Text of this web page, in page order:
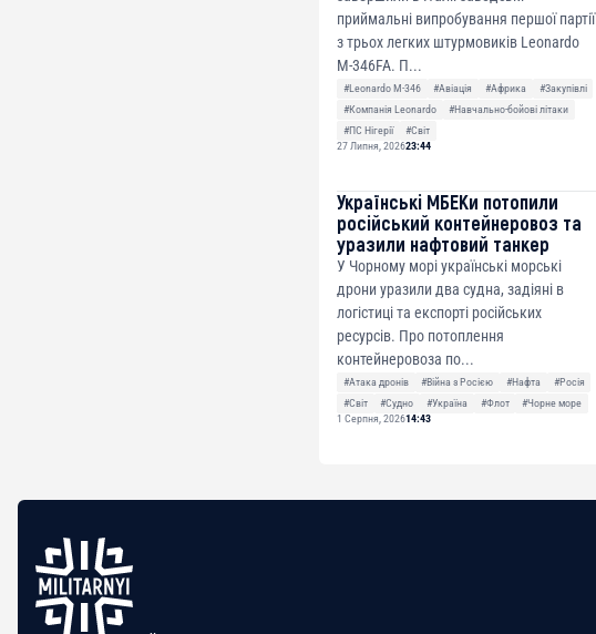
приймальні випробування першої партії
з трьох легких штурмовиків Leonardo
M-346FA. П...
#Leonardo M-346 #Авіація #Африка
#Закупівлі
#Компанія Leonardo
#Навчально-бойові літаки
#ПС Нігерії
#Світ
27 Липня, 202623:44
Українські МБЕКи потопили
російський контейнеровоз та
уразили нафтовий танкер
У Чорному морі українські морські
дрони уразили два судна, задіяні в
логістиці та експорті російських
ресурсів. Про потоплення
контейнеровоза по...
#Атака дронів #Війна з Росією #Нафта
#Росія
#Світ
#Судно #Україна #Флот
#Чорне море
1 Серпня, 202614:43